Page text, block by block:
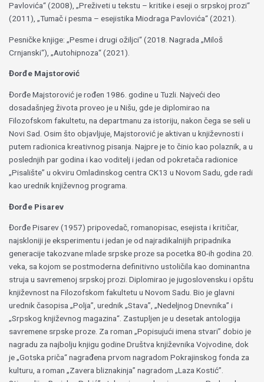
Pavlovića“ (2008), „Preživeti u tekstu – kritike i eseji o srpskoj prozi“
(2011), „Tumač i pesma – esejistika Miodraga Pavlovića“ (2021).
Pesničke knjige: „Pesme i drugi ožiljci“ (2018. Nagrada „Miloš
Crnjanski“), „Autohipnoza“ (2021).
Đorđe Majstorović
Đorđe Majstorović je rođen 1986. godine u Tuzli. Najveći deo
dosadašnjeg života proveo je u Nišu, gde je diplomirao na
Filozofskom fakultetu, na departmanu za istoriju, nakon čega se seli u
Novi Sad. Osim što objavljuje, Majstorović je aktivan u književnosti i
putem radionica kreativnog pisanja. Najpre je to činio kao polaznik, a u
poslednjih par godina i kao voditelj i jedan od pokretača radionice
„Pisalište” u okviru Omladinskog centra CK13 u Novom Sadu, gde radi
kao urednik književnog programa.
Đorđe Pisarev
Đorđe Pisarev (1957) pripovedač, romanopisac, esejista i kritičar,
najskloniji je eksperimentu i jedan je od najradikalnijih pripadnika
generacije takozvane mlade srpske proze sa pocetka 80-ih godina 20.
veka, sa kojom se postmoderna definitivno ustoličila kao dominantna
struja u savremenoj srpskoj prozi. Diplomirao je jugoslovensku i opštu
književnost na Filozofskom fakultetu u Novom Sadu. Bio je glavni
urednik časopisa „Polja”, urednik „Stava”, „Nedeljnog Dnevnika” i
„Srpskog književnog magazina“. Zastupljen je u desetak antologija
savremene srpske proze. Za roman „Popisujući imena stvari” dobio je
nagradu za najbolju knjigu godine Društva književnika Vojvodine, dok
je „Gotska priča“ nagrađena prvom nagradom Pokrajinskog fonda za
kulturu, a roman „Zavera bliznakinja” nagradom „Laza Kostić”.